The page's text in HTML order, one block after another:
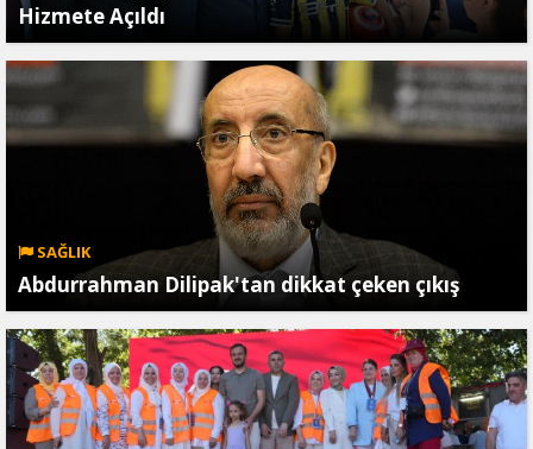
Hizmete Açıldı
SAĞLIK
Abdurrahman Dilipak'tan dikkat çeken çıkış